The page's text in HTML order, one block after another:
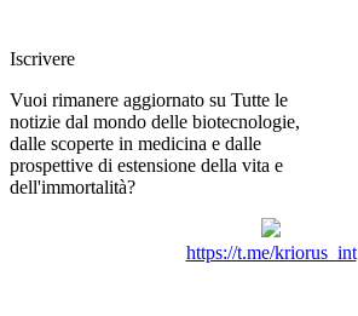
Iscrivere
Vuoi rimanere aggiornato su Tutte le
notizie dal mondo delle biotecnologie,
dalle scoperte in medicina e dalle
prospettive di estensione della vita e
dell'immortalità?
https://t.me/kriorus_int